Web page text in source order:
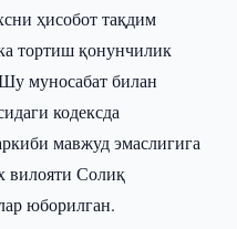
ҳисобот тақдим
тортиш қонунчилик
муносабат билан
кодексда
мавжуд эмаслигига
вилояти Солиқ
юборилган.